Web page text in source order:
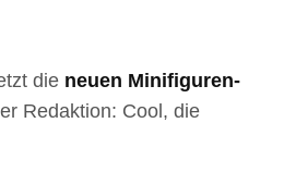
die neuen Minifiguren-
Redaktion: Cool, die